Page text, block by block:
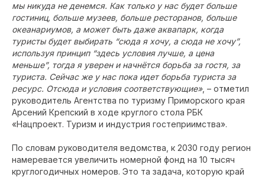
мы никуда не денемся. Как только у нас будет больше
гостиниц, больше музеев, больше ресторанов, больше
океанариумов, а может быть даже аквапарк, когда
туристы будет выбирать “сюда я хочу, а сюда не хочу”,
используя принцип “здесь условия лучше, а цена
меньше”, тогда я уверен и начнётся борьба за гостя, за
туриста. Сейчас же у нас пока идет борьба туриста за
ресурс. Отсюда и условия соответствующие», – отметил
руководитель Агентства по туризму Приморского края
Арсений Крепский в ходе круглого стола РБК
«Нацпроект. Туризм и индустрия гостеприимства».
По словам руководителя ведомства, к 2030 году регион
намеревается увеличить номерной фонд на 10 тысяч
круглогодичных номеров. Это та задача, которую край